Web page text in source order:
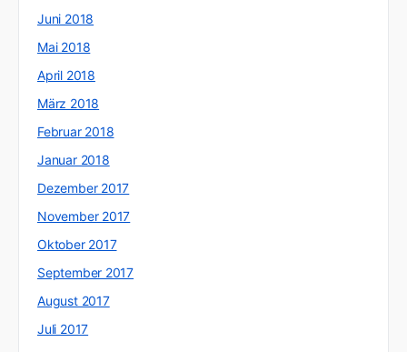
Juni 2018
Mai 2018
April 2018
März 2018
Februar 2018
Januar 2018
Dezember 2017
November 2017
Oktober 2017
September 2017
August 2017
Juli 2017